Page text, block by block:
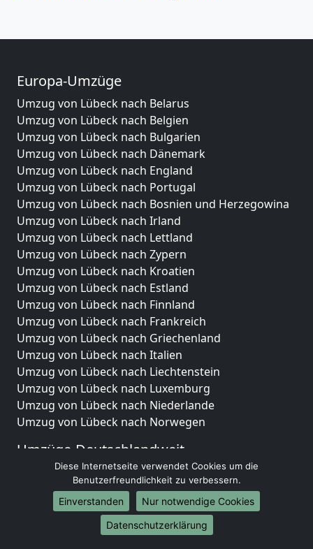
Europa-Umzüge
Umzug von Lübeck nach Belarus
Umzug von Lübeck nach Belgien
Umzug von Lübeck nach Bulgarien
Umzug von Lübeck nach Dänemark
Umzug von Lübeck nach England
Umzug von Lübeck nach Portugal
Umzug von Lübeck nach Bosnien und Herzegowina
Umzug von Lübeck nach Irland
Umzug von Lübeck nach Lettland
Umzug von Lübeck nach Zypern
Umzug von Lübeck nach Kroatien
Umzug von Lübeck nach Estland
Umzug von Lübeck nach Finnland
Umzug von Lübeck nach Frankreich
Umzug von Lübeck nach Griechenland
Umzug von Lübeck nach Italien
Umzug von Lübeck nach Liechtenstein
Umzug von Lübeck nach Luxemburg
Umzug von Lübeck nach Niederlande
Umzug von Lübeck nach Norwegen
Umzüge-Deutschlandweit
Umzug von Lübeck nach Berlin
Umzug von Lübeck nach Hamburg
Umzug von Lübeck nach München
Umzug von Lübeck nach Köln
Umzug von Lübeck nach Frankfurt am Main
Diese Internetseite verwendet Cookies um die
Benutzerfreundlichkeit zu verbessern.
Einverstanden
Nur notwendige Cookies
Datenschutzerklärung